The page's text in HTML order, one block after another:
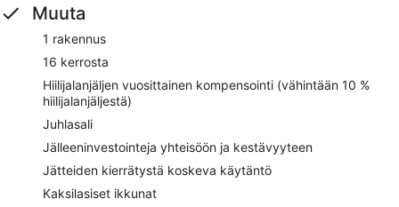
Muuta
1 rakennus
16 kerrosta
Hiilijalanjäljen vuosittainen kompensointi (vähintään 10 %
hiilijalanjäljestä)
Juhlasali
Jälleeninvestointeja yhteisöön ja kestävyyteen
Jätteiden kierrätystä koskeva käytäntö
Kaksilasiset ikkunat